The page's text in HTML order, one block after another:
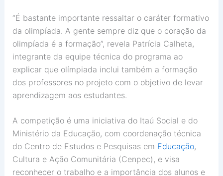
“É bastante importante ressaltar o caráter formativo
da olimpíada. A gente sempre diz que o coração da
olimpíada é a formação”, revela Patrícia Calheta,
integrante da equipe técnica do programa ao
explicar que olímpiada inclui também a formação
dos professores no projeto com o objetivo de levar
aprendizagem aos estudantes.
A competição é uma iniciativa do Itaú Social e do
Ministério da Educação, com coordenação técnica
do Centro de Estudos e Pesquisas em Educação,
Cultura e Ação Comunitária (Cenpec), e visa
reconhecer o trabalho e a importância dos alunos e